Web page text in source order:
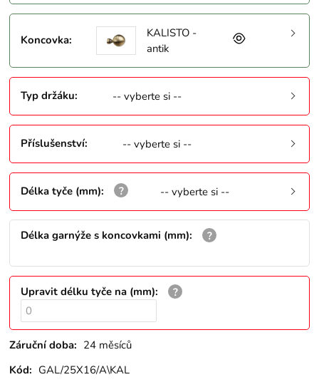
Koncovka:
KALISTO -
antik
Typ držáku: -- vyberte si --
Příslušenství: -- vyberte si --
Délka tyče (mm): -- vyberte si --
Délka garnýže s koncovkami (mm):
Upravit délku tyče na (mm):
Záruční doba: 24 měsíců
Kód: GAL/25X16/A\KAL